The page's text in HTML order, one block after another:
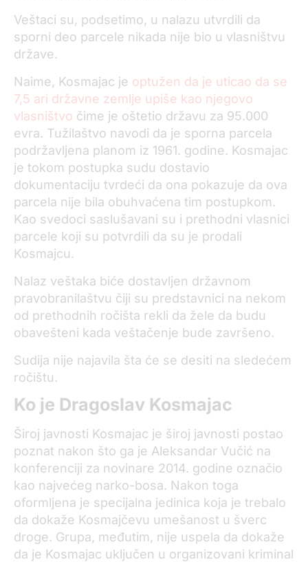
Veštaci su, podsetimo, u nalazu utvrdili da
sporni deo parcele nikada nije bio u vlasništvu
države.
Naime, Kosmajac je optužen da je uticao da se
7,5 ari državne zemlje upiše kao njegovo
vlasništvo čime je oštetio državu za 95.000
evra. Tužilaštvo navodi da je sporna parcela
podržavljena planom iz 1961. godine. Kosmajac
je tokom postupka sudu dostavio
dokumentaciju tvrdeći da ona pokazuje da ova
parcela nije bila obuhvaćena tim postupkom.
Kao svedoci saslušavani su i prethodni vlasnici
parcele koji su potvrdili da su je prodali
Kosmajcu.
Nalaz veštaka biće dostavljen državnom
pravobranilaštvu čiji su predstavnici na nekom
od prethodnih ročišta rekli da žele da budu
obavešteni kada veštačenje bude završeno.
Sudija nije najavila šta će se desiti na sledećem
ročištu.
Ko je Dragoslav Kosmajac
Široj javnosti Kosmajac je široj javnosti postao
poznat nakon što ga je Aleksandar Vučić na
konferenciji za novinare 2014. godine označio
kao najvećeg narko-bosa. Nakon toga
oformljena je specijalna jedinica koja je trebalo
da dokaže Kosmajčevu umešanost u šverc
droge. Grupa, međutim, nije uspela da dokaže
da je Kosmajac uključen u organizovani kriminal